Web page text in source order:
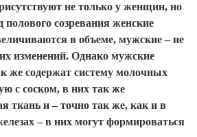
не только у женщин, но
созревания женские
в объеме, мужские – не
изменений. Однако мужские
же содержат систему молочных
с соском, в них так же
ткань и – точно так же, как и в
– в них могут формироваться